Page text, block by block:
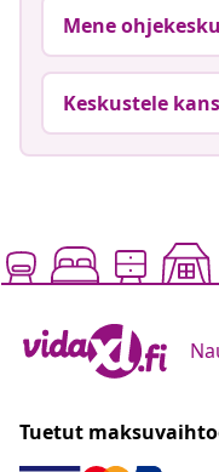
Mene
Keskustele
Tuetut